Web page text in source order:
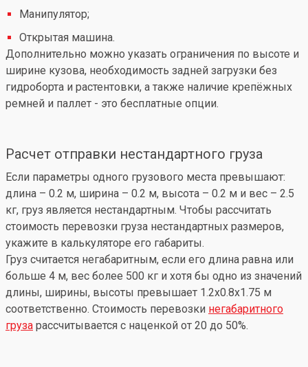
Манипулятор;
Открытая машина.
Дополнительно можно указать ограничения по высоте и
ширине кузова, необходимость задней загрузки без
гидроборта и растентовки, а также наличие крепёжных
ремней и паллет - это бесплатные опции.
Расчет отправки нестандартного груза
Если параметры одного грузового места превышают:
длина – 0.2 м, ширина – 0.2 м, высота – 0.2 м и вес – 2.5
кг, груз является нестандартным. Чтобы рассчитать
стоимость перевозки груза нестандартных размеров,
укажите в калькуляторе его габариты.
Груз считается негабаритным, если его длина равна или
больше 4 м, вес более 500 кг и хотя бы одно из значений
длины, ширины, высоты превышает 1.2x0.8x1.75 м
соответственно. Стоимость перевозки негабаритного
груза рассчитывается с наценкой от 20 до 50%.